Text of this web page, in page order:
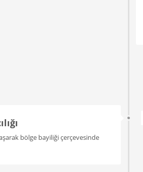
bölge bayiliği çerçevesinde